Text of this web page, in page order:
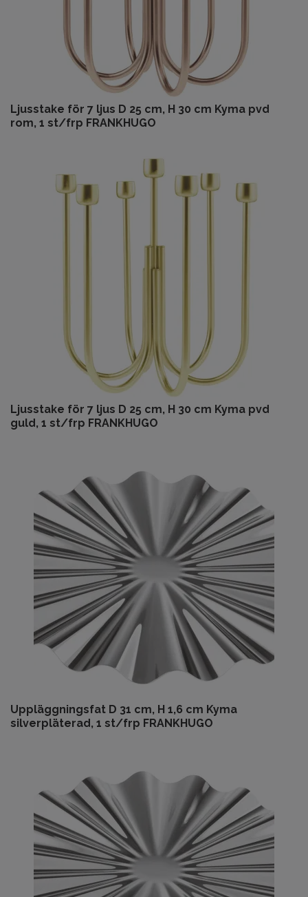
Ljusstake för 7 ljus D 25 cm, H 30 cm Kyma pvd
rom, 1 st/frp FRANKHUGO
Ljusstake för 7 ljus D 25 cm, H 30 cm Kyma pvd
guld, 1 st/frp FRANKHUGO
Uppläggningsfat D 31 cm, H 1,6 cm Kyma
silverpläterad, 1 st/frp FRANKHUGO